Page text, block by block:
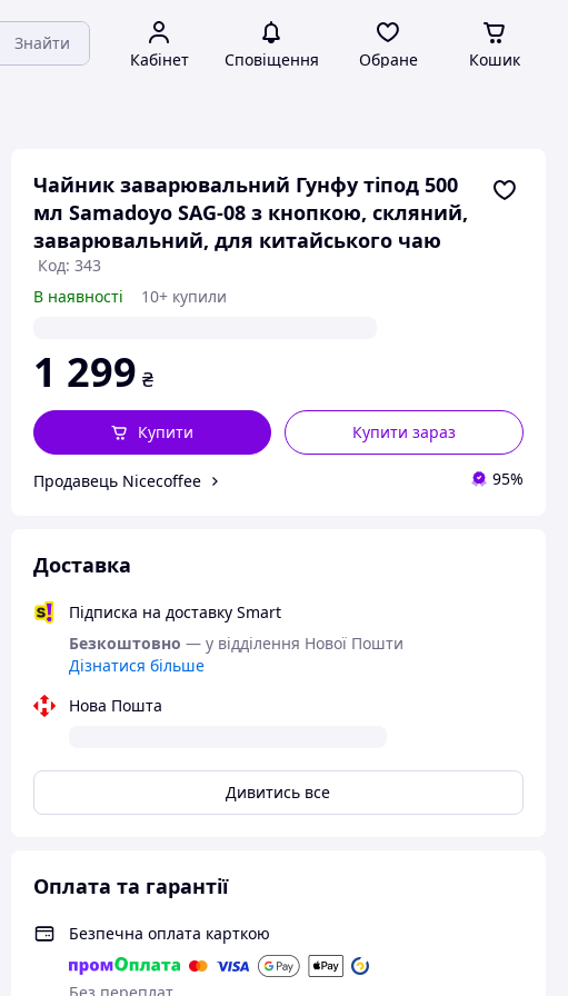
Знайти
Кабінет Сповіщення Обране Кошик
Чайник заварювальний Гунфу тіпод 500
мл Samadoyo SAG-08 з кнопкою, скляний,
заварювальний, для китайського чаю
Код: 343
В наявності
10+ купили
1 299 ₴
Купити зараз
Купити
Продавець Nicecoffee 95%
Доставка
Підписка на доставку Smart
Безкоштовно — у відділення Нової Пошти
Дізнатися більше
Нова Пошта
Дивитись все
Оплата та гарантії
Безпечна оплата карткою